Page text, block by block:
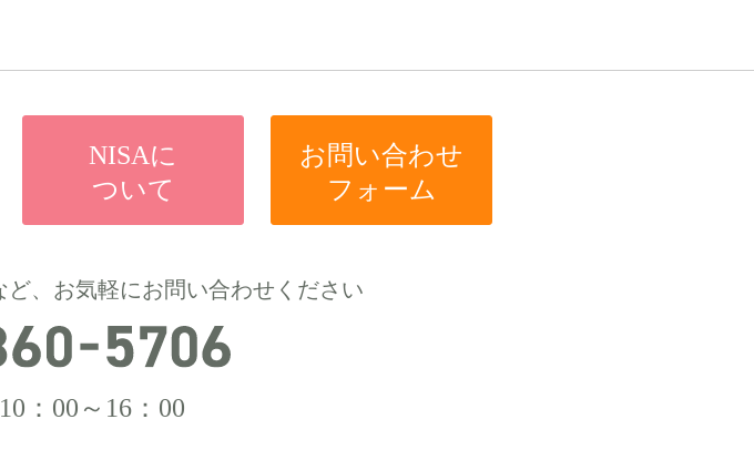
NISAに
ついて
お問い合わせ
フォーム
、お気軽にお問い合わせください
：00～16：00